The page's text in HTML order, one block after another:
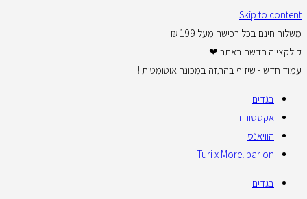
Skip to content
משלוח חינם בכל רכישה מעל 199 ₪
קולקצייה חדשה באתר ❤
עמוד חדש - שיזוף בהתזה במכונה אוטומטית !
בגדים
אקססוריז
הוויאנס
Turi x Morel bar on
בגדים